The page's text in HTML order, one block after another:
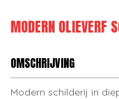
MODERN OLIEVERF
OMSCHRIJVING
Modern schilderij in